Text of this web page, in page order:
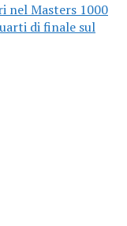
nel Masters 1000
di finale sul